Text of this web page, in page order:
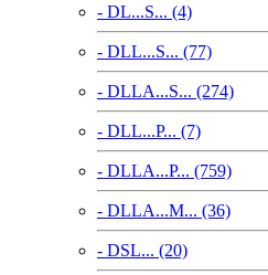
- DL...S... (4)
- DLL...S... (77)
- DLLA...S... (274)
- DLL...P... (7)
- DLLA...P... (759)
- DLLA...M... (36)
- DSL... (20)